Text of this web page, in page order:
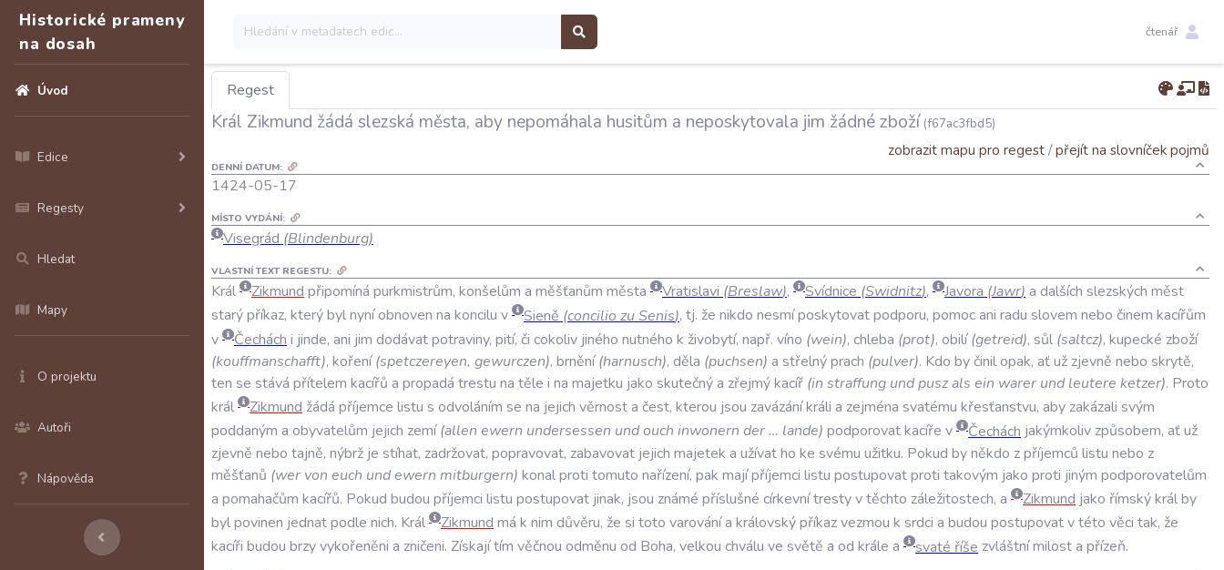
Historické prameny
na dosah
Úvod
Edice
Regesty
Hledat
Mapy
O projektu
Autoři
Nápověda
čtenář
Regest
Král Zikmund žádá slezská města, aby nepomáhala husitům a neposkytovala jim žádné zboží (f67ac3fbd5)
zobrazit mapu pro regest/přejít na slovníček pojmů
DENNÍ DATUM:
1424-05-17
MÍSTO VYDÁNÍ:
Visegrád (Blindenburg)
VLASTNÍ TEXT REGESTU:
Král Zikmund připomíná purkmistrům, konšelům a měšťanům města Vratislavi (Breslaw), Svídnice (Swidnitz), Javora (Jawr) a dalších slezských měst
starýpříkaz, kterýbylnyníobnoven na koncilu v Sieně (concilio zuSenis), tj. že nikdo nesmíposkytovatpodporu, pomocani radu slovem nebo činem kacířům
v
Čechách i jinde, ani jim dodávatpotraviny, pití, či cokoliv jiného nutného k živobytí, např. víno (wein), chleba (prot), obilí(getreid), sůl (saltcz), kupecké zboží
(kouffmanschafft), koření(spetczereyen, gewurczen), brnění(harnusch), děla (puchsen) a střelnýprach (pulver). Kdo byčinilopak, aťuž zjevně nebo skrytě,
ten se stává přítelem kacířů a propadá trestu na těle i na majetku jako skutečnýa zřejmýkacíř (in straffung undpuszals ein warer und leutere ketzer). Proto
král
Zikmund žádá příjemce listu s odvoláním se na jejich věrnosta čest, kterou jsou zavázáníkráli a zejména svatému křesťanstvu, aby zakázali svým
poddaným a obyvatelům jejich zemí(allen ewern undersessen undouch inwonern der… lande) podporovatkacíře v Čechách jakýmkoliv způsobem, aťuž
zjevně nebo tajně, nýbrž je stíhat, zadržovat, popravovat, zabavovat jejich majetek a užívatho ke svému užitku. Pokud byněkdo zpříjemců listu nebo z
měšťanů (wer von euch undewern mitburgern) konalproti tomuto nařízení, pak majípříjemci listu postupovatproti takovým jako proti jiným podporovatelům
a pomahačům kacířů. Pokud budou příjemci listu postupovat jinak, jsou známé příslušné církevnítrestyvtěchto záležitostech, a Zikmund jako římskýkrálby
bylpovinen jednatpodle nich. Král Zikmund má k nim důvěru, že si toto varovánía královskýpříkazvezmou k srdci a budou postupovatvtéto věci tak, že
kacíři budou brzyvykořeněni a zničeni. Získajítím věčnou odměnu od Boha, velkou chválu ve světě a od krále a svaté říše zvláštnímilosta přízeň.